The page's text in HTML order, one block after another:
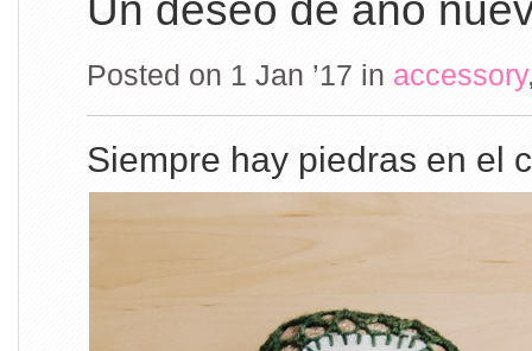
Posted on 1 Jan ’17 in accessory
Siempre hay piedras en el